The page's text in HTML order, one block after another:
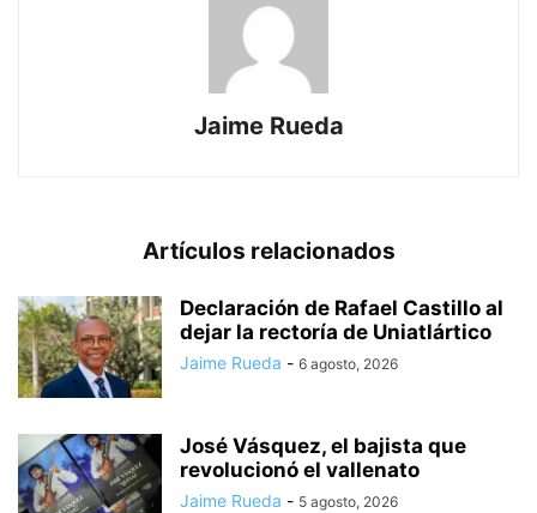
Jaime Rueda
Artículos relacionados
Declaración de Rafael Castillo al
dejar la rectoría de Uniatlártico
Jaime Rueda - 6 agosto, 2026
José Vásquez, el bajista que
revolucionó el vallenato
Jaime Rueda - 5 agosto, 2026